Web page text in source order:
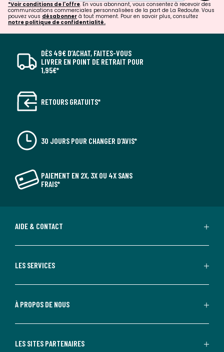
*Voir conditions de l'offre. En vous abonnant, vous consentez à recevoir des
communications commerciales personnalisées de la part de La Redoute. Vous
pouvez vous désabonner à tout moment. Pour en savoir plus, consultez
notre politique de confidentialité.
DÈS 49€ D’ACHAT, FAITES-VOUS
LIVRER EN POINT DE RETRAIT POUR
1,95€*
RETOURS GRATUITS*
30 JOURS POUR CHANGER D'AVIS*
PAIEMENT EN 2X, 3X OU 4X SANS
FRAIS*
AIDE & CONTACT
LES SERVICES
À PROPOS DE NOUS
LES SITES PARTENAIRES